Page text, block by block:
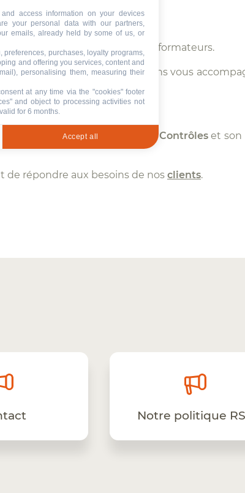
techniciens, d’experts et de formateurs.
silice, chrome,…), nous pouvons vous
, vous disposez avec Aléa Contrôleset son
de répondre aux besoins de nos clients.
Notre politique
access information on your devices
your personal data with our partners,
emails, already held by some of us, or
purchases, loyalty programs,
and offering you services, content and
personalising them, measuring their
at any time via the "cookies" footer
and object to processing activities not
for 6 months.
Accept all